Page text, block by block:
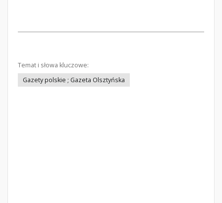
Temat i słowa kluczowe:
Gazety polskie ; Gazeta Olsztyńska